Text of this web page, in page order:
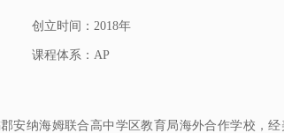
创立时间：2018年
课程体系：AP
安纳海姆联合高中学区教育局海外合作学校，